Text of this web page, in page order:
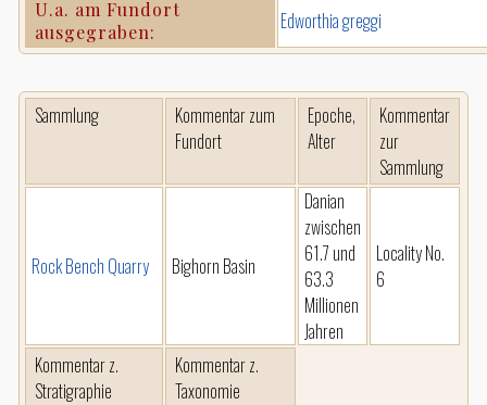
U.a. am Fundort
ausgegraben:
Edworthia greggi
Sammlung
Kommentar zum
Fundort
Epoche,
Alter
Kommentar
zur
Sammlung
Rock Bench Quarry Bighorn Basin
Danian
zwischen
61.7 und
63.3
Millionen
Jahren
Locality No.
6
Kommentar z.
Stratigraphie
Kommentar z.
Taxonomie